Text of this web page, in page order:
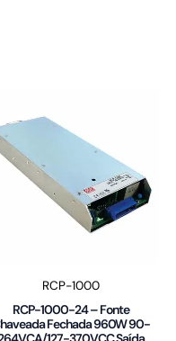
RCP-1000
RCP-1000-24 – Fonte
Fechada 960W 90-